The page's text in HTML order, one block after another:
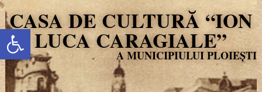
Deschide bara de unelte
CASA DE CULTURĂ “ION
LUCA CARAGIALE”